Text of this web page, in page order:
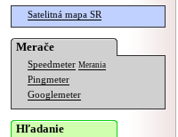
Satelitná mapa SR
Merače
Speedmeter Merania
Pingmeter
Googlemeter
Hľadanie